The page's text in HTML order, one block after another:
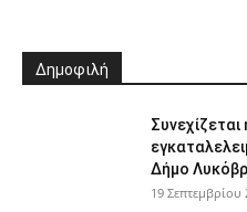
Δημοφιλή
Δήμο
19 Σεπτεμβρίου